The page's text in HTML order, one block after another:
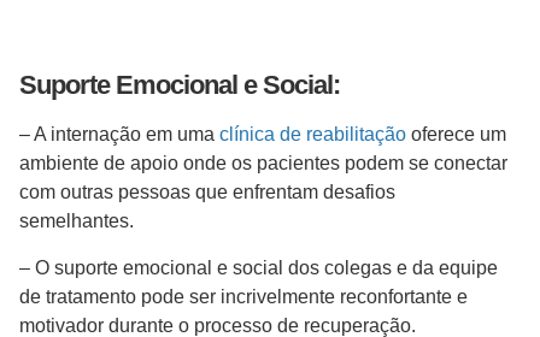
Suporte Emocional e Social:
– A internação em uma clínica de reabilitação oferece um
ambiente de apoio onde os pacientes podem se conectar
com outras pessoas que enfrentam desafios
semelhantes.
– O suporte emocional e social dos colegas e da equipe
de tratamento pode ser incrivelmente reconfortante e
motivador durante o processo de recuperação.